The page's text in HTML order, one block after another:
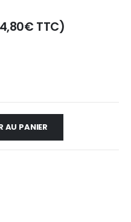
€ TTC)
AU PANIER